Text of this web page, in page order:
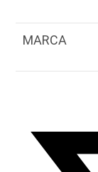
MARCA